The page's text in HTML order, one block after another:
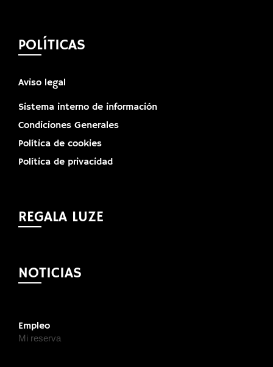
POLÍTICAS
Aviso legal
Sistema interno de información
Condiciones Generales
Política de cookies
Política de privacidad
REGALA LUZE
NOTICIAS
Empleo
Mi reserva